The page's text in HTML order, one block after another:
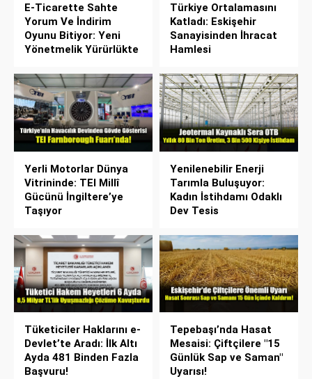
E-Ticarette Sahte
Yorum Ve İndirim
Oyunu Bitiyor: Yeni
Yönetmelik Yürürlükte
Türkiye Ortalamasını
Katladı: Eskişehir
Sanayisinden İhracat
Hamlesi
Yerli Motorlar Dünya
Vitrininde: TEI Millî
Gücünü İngiltere’ye
Taşıyor
Yenilenebilir Enerji
Tarımla Buluşuyor:
Kadın İstihdamı Odaklı
Dev Tesis
Tüketiciler Haklarını e-
Devlet’te Aradı: İlk Altı
Ayda 481 Binden Fazla
Başvuru!
Tepebaşı’nda Hasat
Mesaisi: Çiftçilere "15
Günlük Sap ve Saman"
Uyarısı!